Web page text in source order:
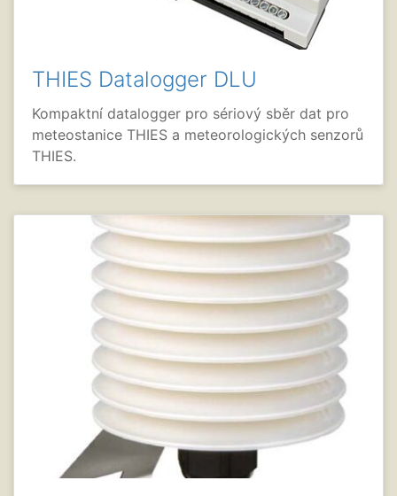
THIES Datalogger DLU
Kompaktní datalogger pro sériový sběr dat pro
meteostanice THIES a meteorologických senzorů
THIES.